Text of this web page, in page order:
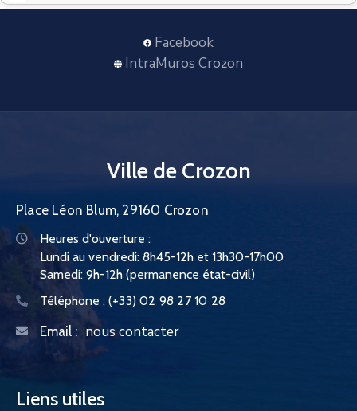
Facebook
IntraMuros Crozon
Ville de Crozon
Place Léon Blum, 29160 Crozon
Heures d'ouverture :
Lundi au vendredi: 8h45-12h et 13h30-17h00
Samedi: 9h-12h (permanence état-civil)
Téléphone : (+33) 02 98 27 10 28
Email : nous contacter
Liens utiles